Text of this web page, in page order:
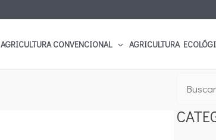
AGRICULTURA CONVENCIONAL AGRICULTURA
u